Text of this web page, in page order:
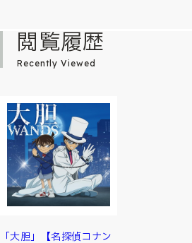
閲覧履歴
Recently Viewed
「大胆」【名探偵コナン